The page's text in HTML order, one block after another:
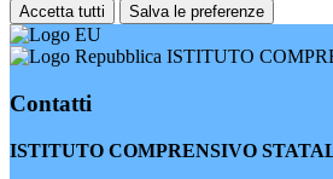
Accetta tutti Salva le preferenze
ISTITUTO
Contatti
ISTITUTO COMPRENSIVO